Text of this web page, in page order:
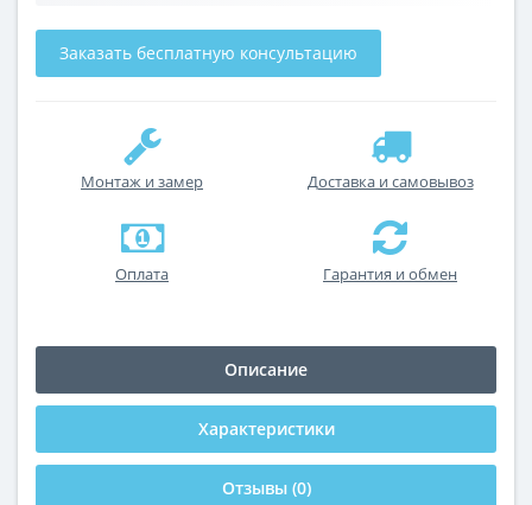
Заказать бесплатную консультацию
Монтаж и замер Доставка и самовывоз
Оплата Гарантия и обмен
Описание
Характеристики
Отзывы (0)